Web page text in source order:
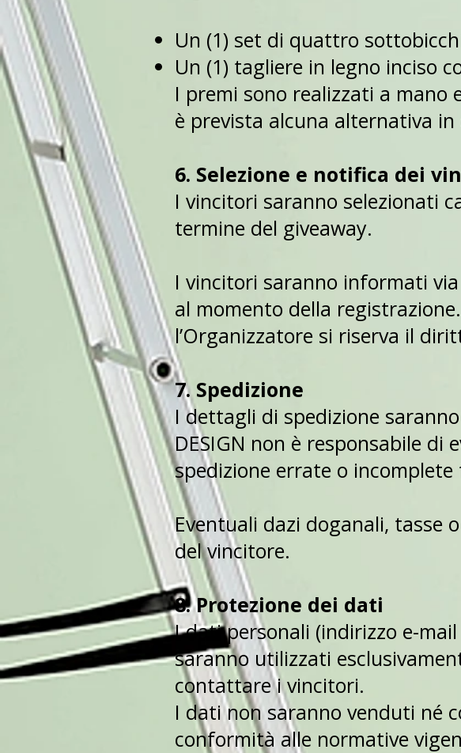
Un (1) set di quattro
Un (1) tagliere in legno inciso
I premi sono realizzati a
è prevista alcuna alternativa
6. Selezione e notifica dei
I vincitori saranno selezionati
termine del giveaway.
I vincitori saranno informati
al momento della
l’Organizzatore si riserva il
7. Spedizione
I dettagli di spedizione
DESIGN non è responsabile
spedizione errate o
Eventuali dazi doganali, tasse
del vincitore.
8. Protezione dei dati
I dati personali (indirizzo e-
saranno utilizzati
contattare i vincitori.
I dati non saranno venduti né
conformità alle normative